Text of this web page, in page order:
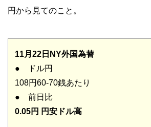
円から見てのこと。
11月22日NY外国為替
● ドル円
108円60-70銭あたり
● 前日比
0.05円 円安ドル高